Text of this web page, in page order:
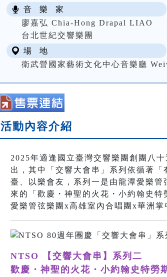
音 樂 家
廖嘉弘 Chia-Hong Drapal LIAO
台北世紀交響樂團
場 地
衛武營國家藝術文化中心音樂廳
活動內容介紹
2025年適逢國立臺灣交響樂團創團八
出，其中「交響大會串」系列依循著
臺、以樂會友，系列一是由龍潭愛樂
來的「歡慶・神聖的火花・小約翰史
愛樂管弦樂團x高雄室內合唱團x華洲掌
NTSO 【交響大會串】系列二
歡慶・神聖的火花・小約翰史特勞